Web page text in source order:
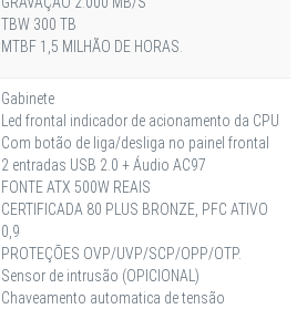
TBW 300 TB
MTBF 1,5 MILHÃO DE HORAS.
Gabinete
Led frontal indicador de acionamento da CPU
Com botão de liga/desliga no painel frontal
2 entradas USB 2.0 + Áudio AC97
FONTE ATX 500W REAIS
CERTIFICADA 80 PLUS BRONZE, PFC ATIVO
0,9
PROTEÇÕES OVP/UVP/SCP/OPP/OTP.
Sensor de intrusão (OPICIONAL)
Chaveamento automatica de tensão